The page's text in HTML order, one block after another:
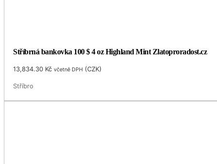
Stříbrná bankovka 100 $ 4 oz Highland Mint Zlatoproradost.cz
13,834.30 Kč včetně DPH (CZK)
Stříbro